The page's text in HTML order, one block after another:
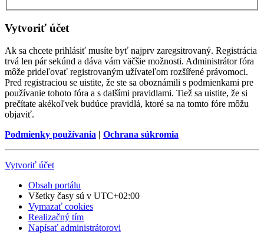
Vytvoriť účet
Ak sa chcete prihlásiť musíte byť najprv zaregsitrovaný. Registrácia
trvá len pár sekúnd a dáva vám väčšie možnosti. Administrátor fóra
môže prideľovať registrovaným užívateľom rozšířené právomoci.
Pred registraciou se uistite, že ste sa oboznámili s podmienkami pre
používanie tohoto fóra a s dalšími pravidlami. Tiež sa uistite, že si
prečítate akékoľvek budúce pravidlá, ktoré sa na tomto fóre môžu
objaviť.
Podmienky používania | Ochrana súkromia
Vytvoriť účet
Obsah portálu
Všetky časy sú v UTC+02:00
Vymazať cookies
Realizačný tím
Napísať administrátorovi